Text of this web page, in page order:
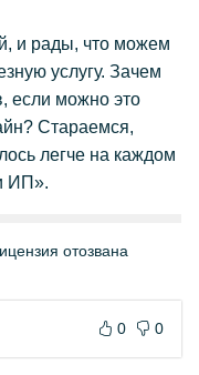
и рады, что можем
услугу. Зачем
если можно это
Стараемся,
легче на каждом
ИП».
отозвана
0 0